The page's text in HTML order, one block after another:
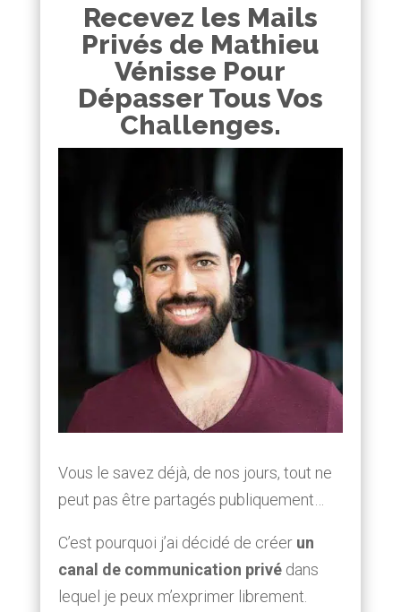
Recevez les Mails
Privés de Mathieu
Vénisse Pour
Dépasser Tous Vos
Challenges.
Vous le savez déjà, de nos jours, tout ne
peut pas être partagés publiquement…
C’est pourquoi j’ai décidé de créer un
canal de communication privé dans
lequel je peux m’exprimer librement.